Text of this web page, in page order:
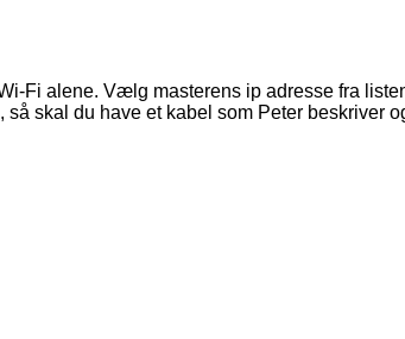
Fi alene. Vælg masterens ip adresse fra
skal du have et kabel som Peter beskriver